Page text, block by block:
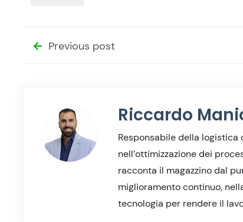
Previous post
Riccardo
Responsabile della
nell’ottimizzazione dei
racconta il magazzino dal
miglioramento continuo,
tecnologia per rendere il